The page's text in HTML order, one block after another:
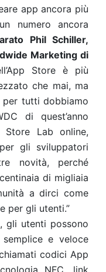
app ancora più
numero ancora
Phil Schiller,
Marketing di
Store è più
che mai, ma
per tutti dobbiamo
di quest’anno
Lab online,
gli sviluppatori
novità, perché
di migliaia
a dirci come
per gli utenti.”
gli utenti possono
e veloce
codici App
NFC, link